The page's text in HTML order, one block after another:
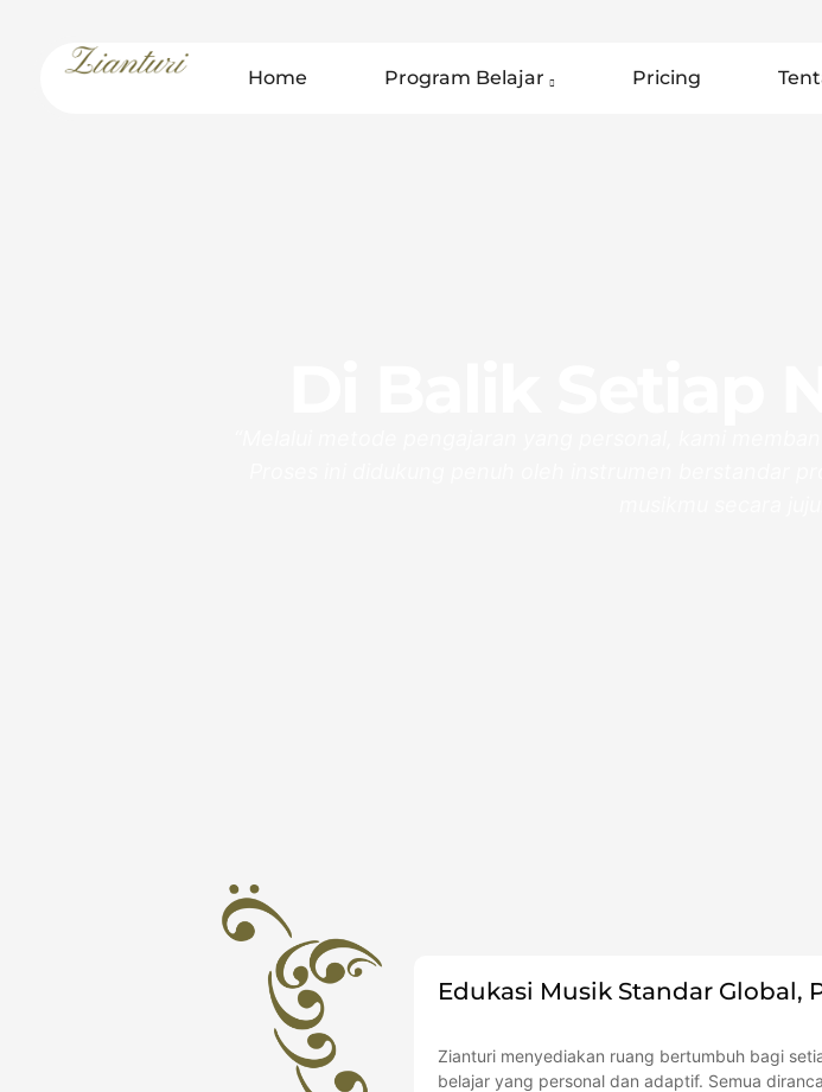
Home Program Belajar Pricing
Edukasi Musik Standar Global,
Zianturi menyediakan ruang bertumbuh bagi
belajar yang personal dan adaptif. Semua